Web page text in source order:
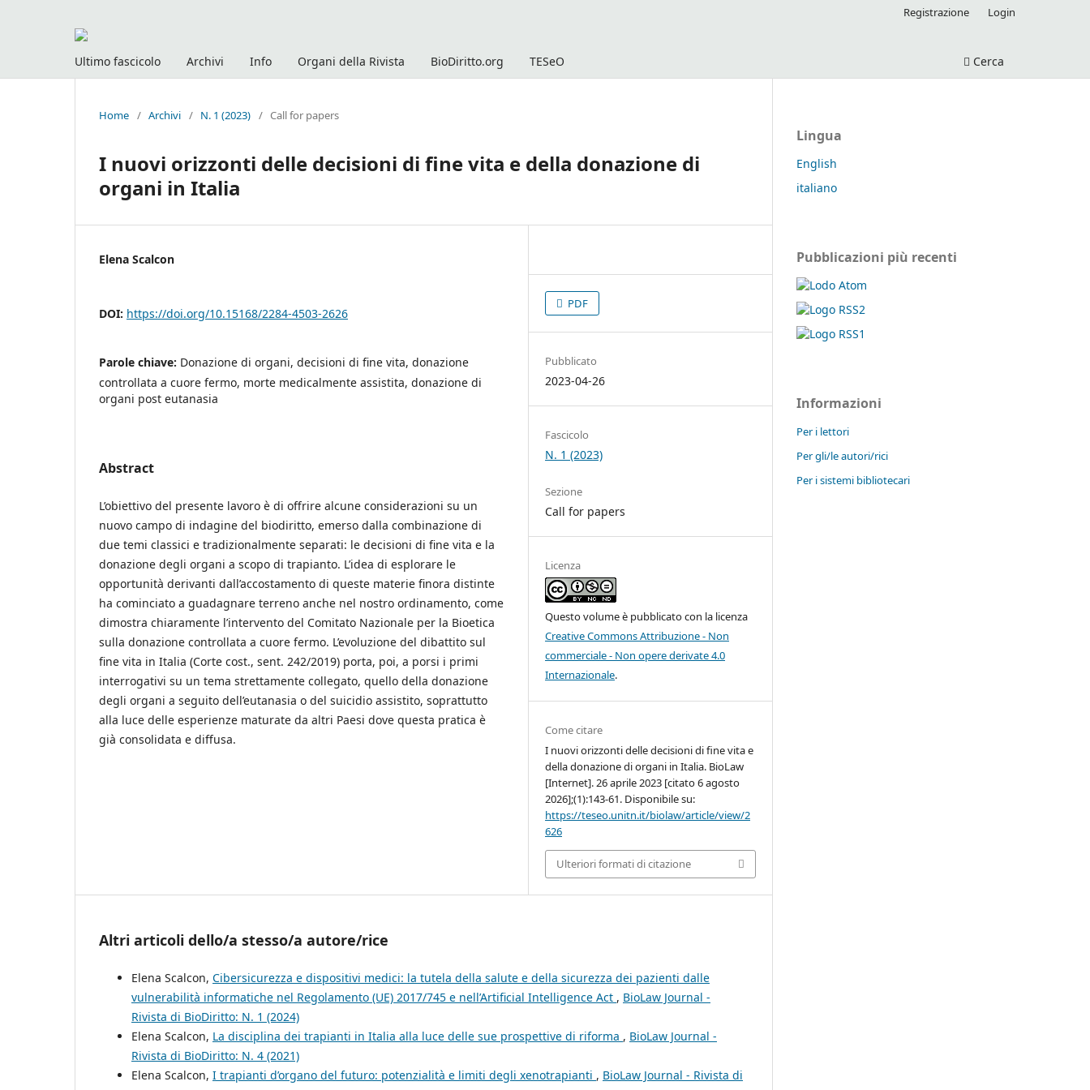
Ultimo fascicolo Archivi Info Organi della Rivista BioDiritto.org TESeO Cerca
Registrazione Login
Home / Archivi / N. 1 (2023) / Call for papers
I nuovi orizzonti delle decisioni di fine vita e della donazione di
organi in Italia
Elena Scalcon
DOI: https://doi.org/10.15168/2284-4503-2626
Parole chiave: Donazione di organi, decisioni di fine vita, donazione
controllata a cuore fermo, morte medicalmente assistita, donazione di
organi post eutanasia
Abstract
L’obiettivo del presente lavoro è di offrire alcune considerazioni su un
nuovo campo di indagine del biodiritto, emerso dalla combinazione di
due temi classici e tradizionalmente separati: le decisioni di fine vita e la
donazione degli organi a scopo di trapianto. L’idea di esplorare le
opportunità derivanti dall’accostamento di queste materie finora distinte
ha cominciato a guadagnare terreno anche nel nostro ordinamento, come
dimostra chiaramente l’intervento del Comitato Nazionale per la Bioetica
sulla donazione controllata a cuore fermo. L’evoluzione del dibattito sul
fine vita in Italia (Corte cost., sent. 242/2019) porta, poi, a porsi i primi
interrogativi su un tema strettamente collegato, quello della donazione
degli organi a seguito dell’eutanasia o del suicidio assistito, soprattutto
alla luce delle esperienze maturate da altri Paesi dove questa pratica è
già consolidata e diffusa.
PDF
Pubblicato
2023-04-26
Fascicolo
N. 1 (2023)
Sezione
Call for papers
Licenza
Questo volume è pubblicato con la licenza
Creative Commons Attribuzione - Non
commerciale - Non opere derivate 4.0
Internazionale.
Come citare
I nuovi orizzonti delle decisioni di fine vita e
della donazione di organi in Italia. BioLaw
[Internet]. 26 aprile 2023 [citato 6 agosto
2026];(1):143-61. Disponibile su:
https://teseo.unitn.it/biolaw/article/view/2
626
Ulteriori formati di citazione
Altri articoli dello/a stesso/a autore/rice
Elena Scalcon, Cibersicurezza e dispositivi medici: la tutela della salute e della sicurezza dei pazienti dalle
vulnerabilità informatiche nel Regolamento (UE) 2017/745 e nell’Artificial Intelligence Act , BioLaw Journal -
Rivista di BioDiritto: N. 1 (2024)
Elena Scalcon, La disciplina dei trapianti in Italia alla luce delle sue prospettive di riforma , BioLaw Journal -
Rivista di BioDiritto: N. 4 (2021)
Elena Scalcon, I trapianti d’organo del futuro: potenzialità e limiti degli xenotrapianti , BioLaw Journal - Rivista di
Lingua
English
italiano
Pubblicazioni più recenti
Informazioni
Per i lettori
Per gli/le autori/rici
Per i sistemi bibliotecari